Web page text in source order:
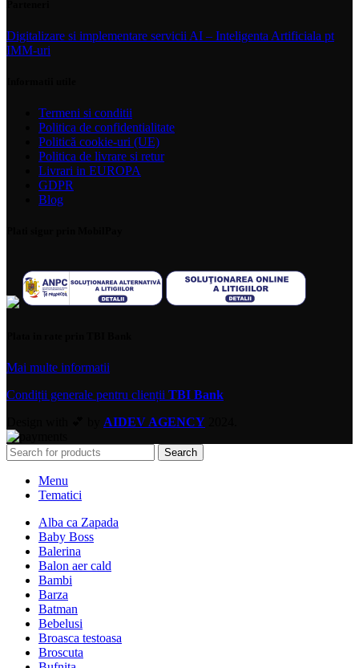
Digitalizare si implementare servicii AI – Inteligenta Artificiala pt
IMM-uri
Termeni si conditii
Politica de confidentialitate
Politică cookie-uri (UE)
Politica de livrare si retur
Livrari in EUROPA
GDPR
Blog
Mai multe informatii
Condiții generale pentru clienții TBI Bank
AIDEV AGENCY
Search
Menu
Tematici
Alba ca Zapada
Baby Boss
Balerina
Balon aer cald
Bambi
Barza
Batman
Bebelusi
Broasca testoasa
Broscuta